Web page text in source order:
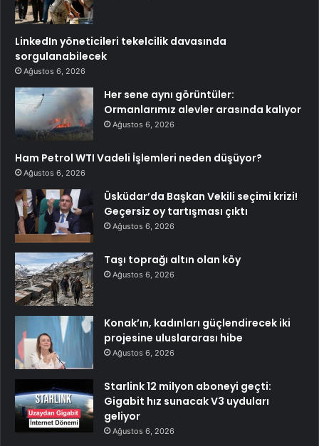
LinkedIn yöneticileri tekelcilik davasında
sorgulanabilecek
Ağustos 6, 2026
Her sene aynı görüntüler:
Ormanlarımız alevler arasında kalıyor
Ağustos 6, 2026
Ham Petrol WTI Vadeli İşlemleri neden düşüyor?
Ağustos 6, 2026
Üsküdar’da Başkan Vekili seçimi krizi!
Geçersiz oy tartışması çıktı
Ağustos 6, 2026
Taşı toprağı altın olan köy
Ağustos 6, 2026
Konak’ın, kadınları güçlendirecek iki
projesine uluslararası hibe
Ağustos 6, 2026
Starlink 12 milyon aboneyi geçti:
Gigabit hız sunacak V3 uyduları
geliyor
Ağustos 6, 2026